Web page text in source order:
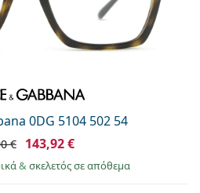
0DG 5104 502 54
€ 143,92 €
& σκελετός σε απόθεμα